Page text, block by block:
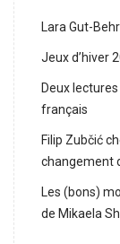
Lara Gut-
Jeux d’hiver
Deux
français
Filip Zubčić
changement
Les (bons)
de Mikaela